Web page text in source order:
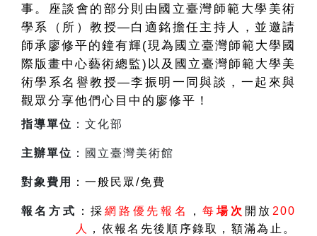
事。座談會的部分則由國立臺灣師範大學美術
學系（所）教授—白適銘擔任主持人，並邀請
師承廖修平的鐘有輝(現為國立臺灣師範大學國
際版畫中心藝術總監)以及國立臺灣師範大學美
術學系名譽教授—李振明一同與談，一起來與
觀眾分享他們心目中的廖修平！
指導單位 ：文化部
主辦單位 ：國立臺灣美術館
對象費用 ：一般民眾/免費
報名方式 ：採網路優先報名 ，每場次 開放 200
人
，依報名先後順序錄取，額滿為止。